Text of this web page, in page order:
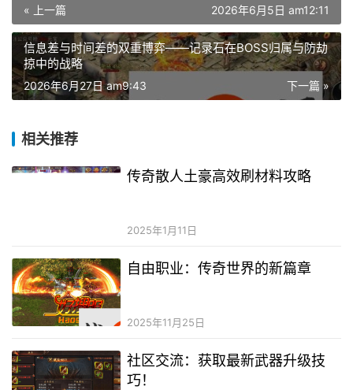
« 上一篇 2026年6月5日 am12:11
信息差与时间差的双重博弈——记录石在BOSS归属与防劫
掠中的战略
下一篇 »
2026年6月27日 am9:43
相关推荐
传奇散人土豪高效刷材料攻略
2025年1月11日
自由职业：传奇世界的新篇章
2025年11月25日
社区交流：获取最新武器升级技
巧！